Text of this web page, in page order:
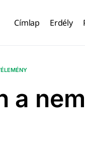
Címlap Erdély
a